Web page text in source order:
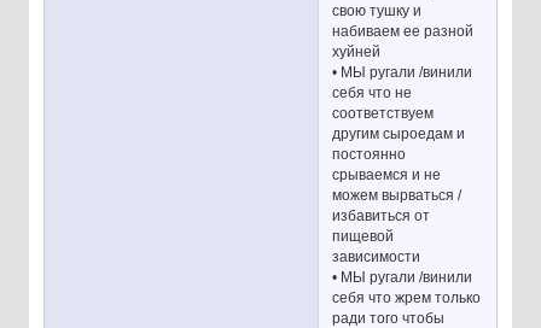
свою тушку и
набиваем ее разной
хуйней
• МЫ ругали /винили
себя что не
соответствуем
другим сыроедам и
постоянно
срываемся и не
можем вырваться /
избавиться от
пищевой
зависимости
• МЫ ругали /винили
себя что жрем только
ради того чтобы